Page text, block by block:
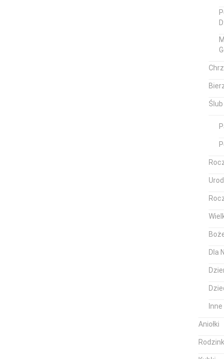
Ślub
Dla
Inne
Aniołki